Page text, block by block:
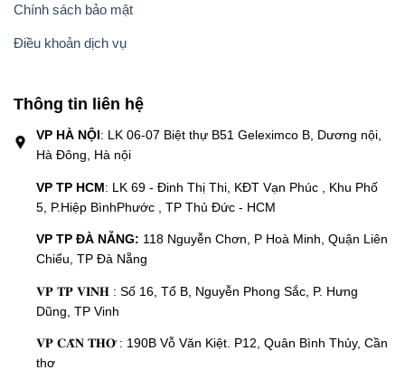
Chính sách bảo mật
Điều khoản dịch vụ
Thông tin liên hệ
VP HÀ NỘI: LK 06-07 Biệt thự B51 Geleximco B, Dương nội,
Hà Đông, Hà nội
VP TP HCM: LK 69 - Đinh Thị Thi, KĐT Vạn Phúc , Khu Phố
5, P.Hiệp BìnhPhước , TP Thủ Đức - HCM
VP TP ĐÀ NẴNG: 118 Nguyễn Chơn, P Hoà Minh, Quận Liên
Chiểu, TP Đà Nẵng
𝐕𝐏 𝐓𝐏 𝐕𝐈𝐍𝐇 : Số 16, Tổ B, Nguyễn Phong Sắc, P. Hưng
Dũng, TP Vinh
𝐕𝐏 𝐂𝐀̂̀𝐍 𝐓𝐇𝐎̛ : 190B Vỗ Văn Kiệt. P12, Quân Bình Thủy, Cần
thơ